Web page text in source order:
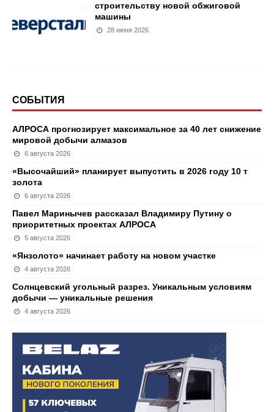
строительству новой обжиговой
машины
28 июня 2026
СОБЫТИЯ
АЛРОСА прогнозирует максимальное за 40 лет снижение
мировой добычи алмазов
6 августа 2026
«Высочайший» планирует выпустить в 2026 году 10 т
золота
6 августа 2026
Павел Маринычев рассказал Владимиру Путину о
приоритетных проектах АЛРОСА
5 августа 2026
«Янзолото» начинает работу на новом участке
4 августа 2026
Солнцевский угольный разрез. Уникальным условиям
добычи — уникальные решения
4 августа 2026